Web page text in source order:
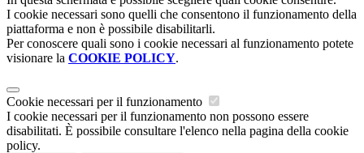
I cookie necessari sono quelli che consentono il funzionamento della
piattaforma e non è possibile disabilitarli.
Per conoscere quali sono i cookie necessari al funzionamento potete
visionare la COOKIE POLICY.
Cookie necessari per il funzionamento
I cookie necessari per il funzionamento non possono essere
disabilitati. È possibile consultare l'elenco nella pagina della cookie
policy.